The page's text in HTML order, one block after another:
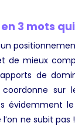
3 mots
de mieux
de
coordonne
évidemment
ne subit